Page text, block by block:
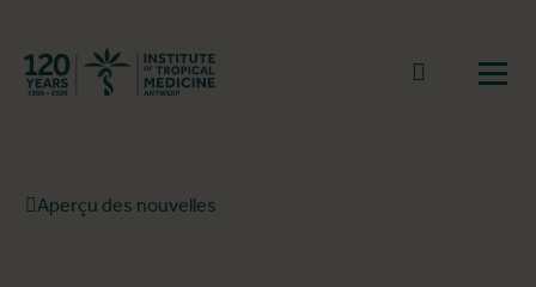
Retourner à la page d'accueil
go to
Aperçu des nouvelles